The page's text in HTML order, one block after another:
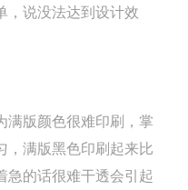
，说没法达到设计效
满版颜色很难印刷，掌
，满版黑色印刷起来比
急的话很难干透会引起